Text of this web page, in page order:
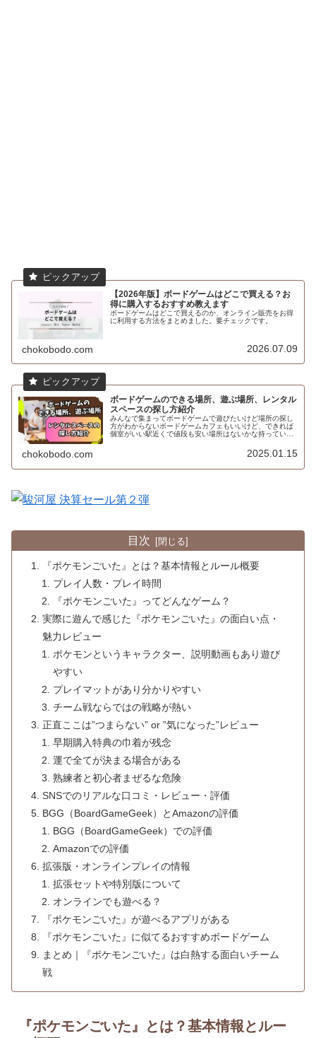
【2026年版】ボードゲームはどこで買える？お
得に購入するおすすめ教えます
ボードゲームはどこで買えるのか、オンライン販売をお得
に利用する方法をまとめました。要チェックです。
chokobodo.com 2026.07.09
ボードゲームのできる場所、遊ぶ場所、レンタル
スペースの探し方紹介
みんなで集まってボードゲームで遊びたいけど場所の探し
方がわからないボードゲームカフェもいいけど、できれば
個室がいい駅近くで値段も安い場所はないかな持っている
chokobodo.com 2025.01.15
目次
『ポケモンごいた』とは？基本情報とルール概要
プレイ人数・プレイ時間
『ポケモンごいた』ってどんなゲーム？
実際に遊んで感じた『ポケモンごいた』の面白い点・
魅力レビュー
ポケモンというキャラクター、説明動画もあり遊び
やすい
プレイマットがあり分かりやすい
チーム戦ならではの戦略が熱い
正直ここは”つまらない” or ”気になった”レビュー
早期購入特典の巾着が残念
運で全てが決まる場合がある
熟練者と初心者まぜるな危険
SNSでのリアルな口コミ・レビュー・評価
BGG（BoardGameGeek）とAmazonの評価
BGG（BoardGameGeek）での評価
Amazonでの評価
拡張版・オンラインプレイの情報
拡張セットや特別版について
オンラインでも遊べる？
『ポケモンごいた』が遊べるアプリがある
『ポケモンごいた』に似てるおすすめボードゲーム
まとめ｜『ポケモンごいた』は白熱する面白いチーム
戦
『ポケモンごいた』とは？基本情報とルー